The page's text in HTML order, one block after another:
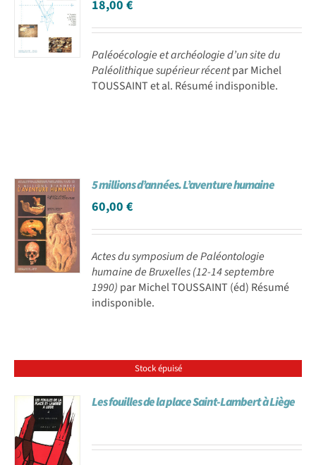
18,00€
Paléoécologie et archéologie d’un site du
Paléolithique supérieur récentpar Michel
TOUSSAINT et al. Résumé indisponible.
5 millions d’années. L’aventure humaine
60,00€
Actes du symposium de Paléontologie
humaine de Bruxelles (12-14 septembre
1990) par Michel TOUSSAINT (éd) Résumé
indisponible.
Stock épuisé
Les fouilles de la place Saint-Lambert à Liège